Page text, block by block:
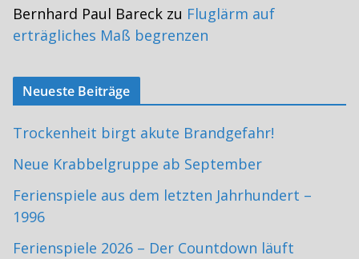
Bernhard Paul Bareck zu Fluglärm auf
erträgliches Maß begrenzen
Neueste Beiträge
Trockenheit birgt akute Brandgefahr!
Neue Krabbelgruppe ab September
Ferienspiele aus dem letzten Jahrhundert –
1996
Ferienspiele 2026 – Der Countdown läuft